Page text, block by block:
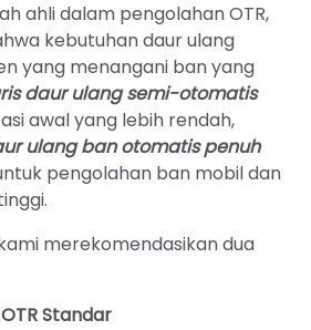
ahli dalam pengolahan OTR,
kebutuhan daur ulang
yang menangani ban yang
daur ulang semi-otomatis
awal yang lebih rendah,
ulang ban otomatis penuh
pengolahan ban mobil dan
merekomendasikan dua
Standar